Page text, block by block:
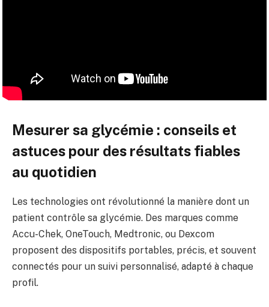
Mesurer sa glycémie : conseils et
astuces pour des résultats fiables
au quotidien
Les technologies ont révolutionné la manière dont un
patient contrôle sa glycémie. Des marques comme
Accu-Chek, OneTouch, Medtronic, ou Dexcom
proposent des dispositifs portables, précis, et souvent
connectés pour un suivi personnalisé, adapté à chaque
profil.